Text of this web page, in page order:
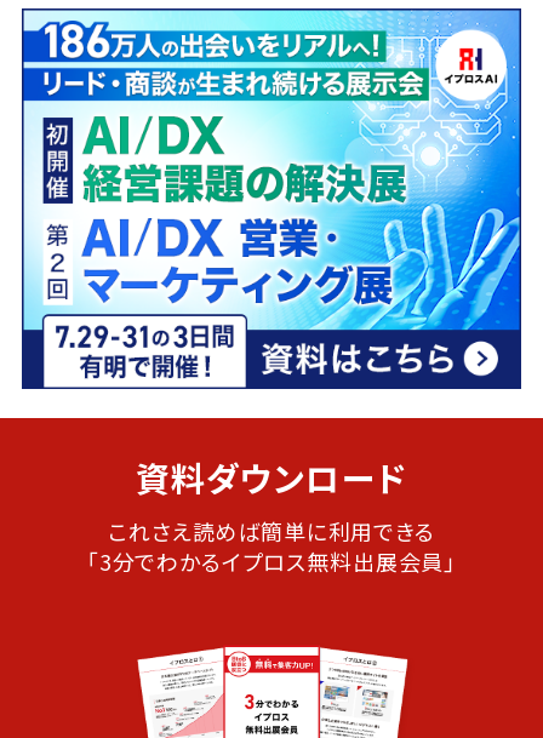
資料ダウンロード
これさえ読めば簡単に利用できる
「3分でわかるイプロス無料出展会員」